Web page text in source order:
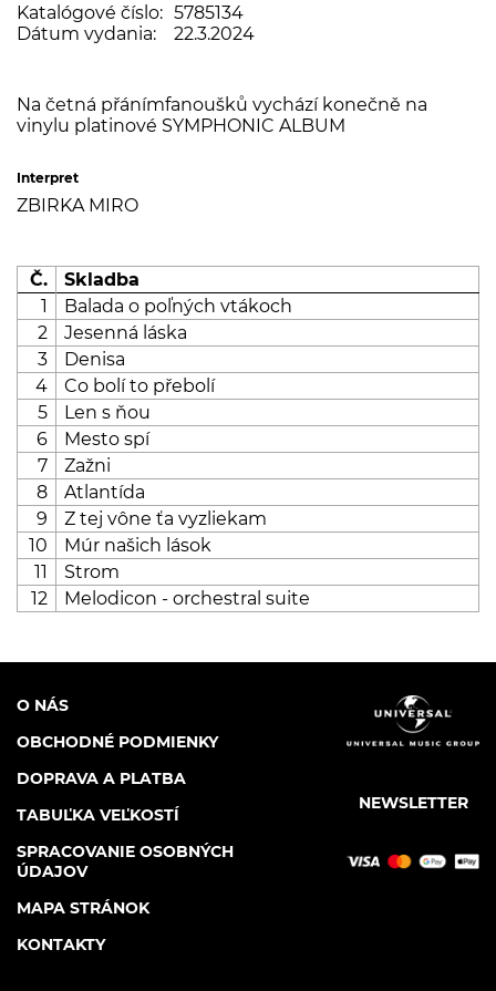
Katalógové číslo: 5785134
Dátum vydania:
22.3.2024
Na četná přánímfanoušků vychází konečně na
vinylu platinové SYMPHONIC ALBUM
Interpret
ZBIRKA MIRO
Č.
Skladba
1
Balada o poľných vtákoch
2
Jesenná láska
3
Denisa
4
Co bolí to přebolí
5
Len s ňou
6
Mesto spí
7
Zažni
8
Atlantída
9
Z tej vône ťa vyzliekam
10
Múr našich lások
11
Strom
12
Melodicon - orchestral suite
NEWSLETTER
O NÁS
OBCHODNÉ PODMIENKY
DOPRAVA A PLATBA
TABUĽKA VEĽKOSTÍ
SPRACOVANIE OSOBNÝCH
ÚDAJOV
MAPA STRÁNOK
KONTAKTY